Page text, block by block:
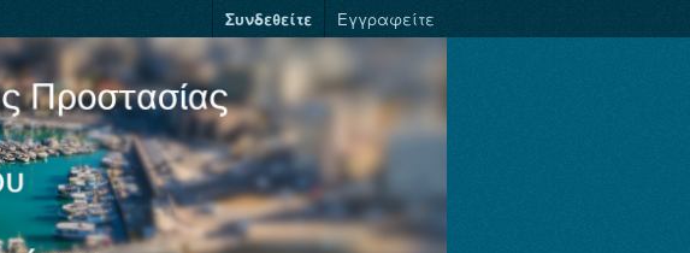
Συνδεθείτε Εγγραφείτε